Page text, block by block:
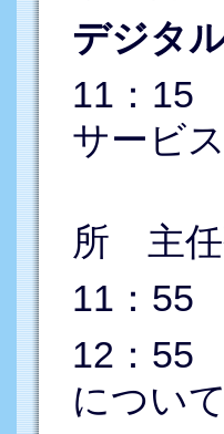
デジタ
11：15
サービ
中
所 主任
11：
12：55
につい